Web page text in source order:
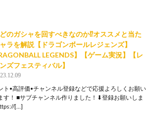
のガシャを回すべきなのか⁉︎オススメと当た
ラを解説【ドラゴンボールレジェンズ】
LEGENDS】【ゲーム実況】【レ
ズフェスティバル】
ト•高評価•チャンネル登録などで応援よろしくお願い
す！ ■サブチャンネル作りました！⬇︎登録お願いしま
[…]